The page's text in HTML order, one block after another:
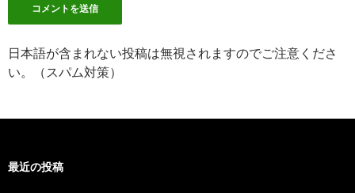
日本語が含まれない投稿は無視されますのでご注意くださ
い。（スパム対策）
最近の投稿